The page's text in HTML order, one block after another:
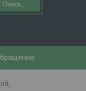
Поиск...